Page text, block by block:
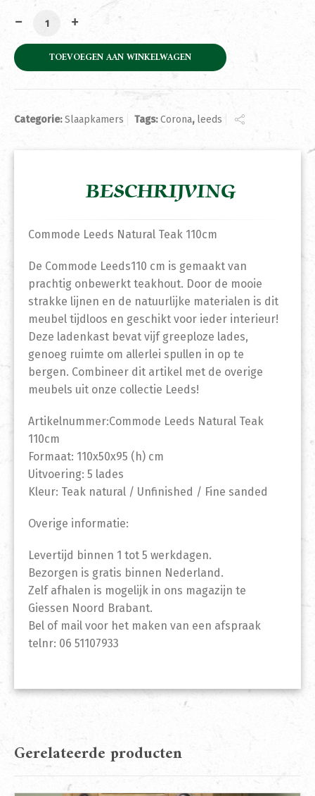
Commode Leeds Natural Teak 110cm aantal
TOEVOEGEN AAN WINKELWAGEN
Categorie:Slaapkamers Tags:Corona, leeds
BESCHRIJVING
Commode Leeds Natural Teak 110cm
De Commode Leeds110 cm is gemaakt van
prachtig onbewerkt teakhout. Door de mooie
strakke lijnen en de natuurlijke materialen is dit
meubel tijdloos en geschikt voor ieder interieur!
Deze ladenkast bevat vijf greeploze lades,
genoeg ruimte om allerlei spullen in op te
bergen. Combineer dit artikel met de overige
meubels uit onze collectie Leeds!
Artikelnummer:Commode Leeds Natural Teak
110cm
Formaat: 110x50x95 (h) cm
Uitvoering: 5 lades
Kleur: Teak natural / Unfinished / Fine sanded
Overige informatie:
Levertijd binnen 1 tot 5 werkdagen.
Bezorgen is gratis binnen Nederland.
Zelf afhalen is mogelijk in ons magazijn te
Giessen Noord Brabant.
Bel of mail voor het maken van een afspraak
telnr: 06 51107933
Gerelateerde producten